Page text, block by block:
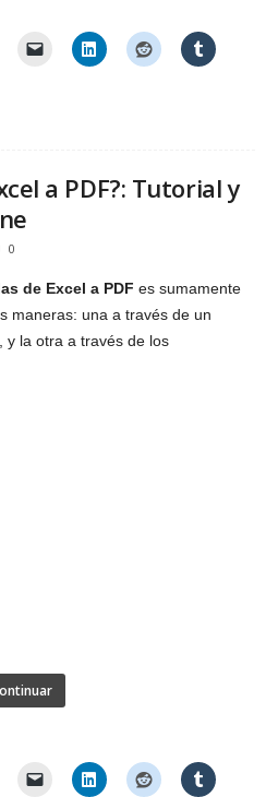
a PDF?: Tutorial y
0
de Excel a PDF es sumamente
maneras: una a través de un
, y la otra a través de los